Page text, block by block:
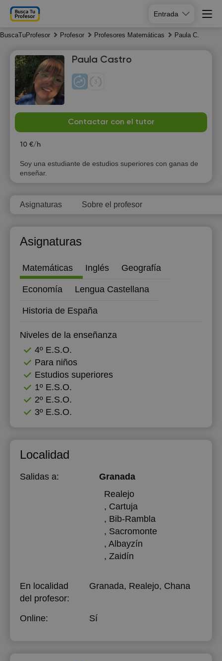
Entrada
BuscaTuProfesor Profesor Profesores Matemáticas Paula C.
Paula Castro
Contactar con el tutor
10 €/h
Soy una estudiante de estudios superiores con ganas de
enseñar.
Asignaturas Sobre el profesor
Asignaturas
Matemáticas Inglés Geografía
Economía Lengua Castellana
Historia de España
Niveles de la enseñanza
4º E.S.O.
Para niños
Estudios superiores
1º E.S.O.
2º E.S.O.
3º E.S.O.
Localidad
Salidas a:
Granada
Realejo
, Cartuja
, Bib-Rambla
, Sacromonte
, Albayzín
, Zaidín
En localidad
del profesor:
Granada, Realejo, Chana
Online: Sí
7
Sa
8
Su
9
10
10:00 10:00